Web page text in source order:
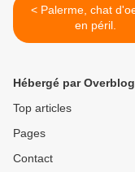
< Palerme, chat d'oeuvre
en péril.
Hébergé par Overblog
Top articles
Pages
Contact